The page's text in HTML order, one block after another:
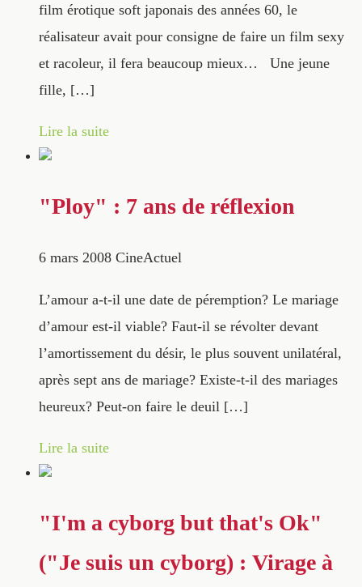
film érotique soft japonais des années 60, le
réalisateur avait pour consigne de faire un film sexy
et racoleur, il fera beaucoup mieux… Une jeune
fille, […]
Lire la suite
"Ploy" : 7 ans de réflexion
6 mars 2008 CineActuel
L’amour a-t-il une date de péremption? Le mariage
d’amour est-il viable? Faut-il se révolter devant
l’amortissement du désir, le plus souvent unilatéral,
après sept ans de mariage? Existe-t-il des mariages
heureux? Peut-on faire le deuil […]
Lire la suite
"I'm a cyborg but that's Ok"
("Je suis un cyborg) : Virage à